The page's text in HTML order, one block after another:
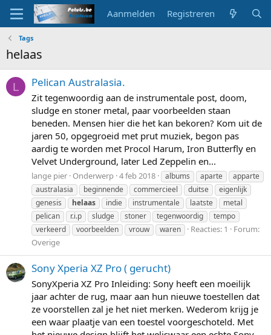
Aanmelden Registreren
Tags
helaas
L Pelican Australasia.
Zit tegenwoordig aan de instrumentale post, doom,
sludge en stoner metal, paar voorbeelden staan
beneden. Mensen hier die het kan bekoren? Kom uit de
jaren 50, opgegroeid met prut muziek, begon pas
aardig te worden met Procol Harum, Iron Butterfly en
Velvet Underground, later Led Zeppelin en...
lange pier Onderwerp 4 feb 2018 albums aparte
apparte
australasia
beginnende commercieel duitse
eigenlijk
genesis
helaas indie instrumentale laatste
metal
pelican
r.i.p sludge stoner tegenwoordig
tempo
verkeerd
voorbeelden vrouw waren Reacties: 1
Forum:
Overige
Sony Xperia XZ Pro ( gerucht)
SonyXperia XZ Pro Inleiding: Sony heeft een moeilijk
jaar achter de rug, maar aan hun nieuwe toestellen dat
ze voorstellen zal je het niet merken. Wederom krijg je
een waar plaatje van een toestel voorgeschoteld. Met